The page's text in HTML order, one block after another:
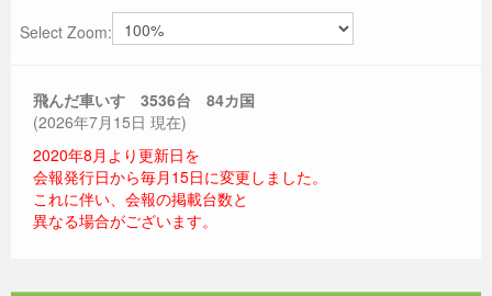
Select Zoom:
飛んだ車いす 3536台 84カ国
(2026年7月15日 現在)
2020年8月より更新日を
会報発行日から毎月15日に変更しました。
これに伴い、会報の掲載台数と
異なる場合がございます。